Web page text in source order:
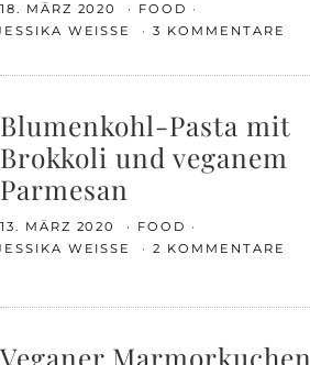
18. MÄRZ 2020
FOOD
WEISSE
3 KOMMENTARE
Blumenkohl-Pasta mit
Brokkoli und veganem
Parmesan
13. MÄRZ 2020
FOOD
WEISSE
2 KOMMENTARE
Veganer Marmorkuchen